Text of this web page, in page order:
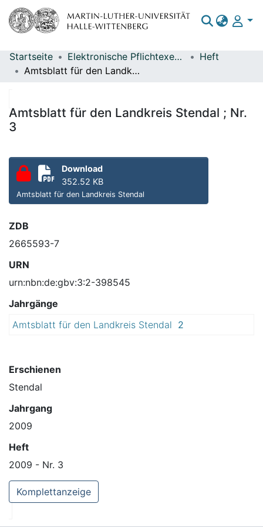
Bereiche & Sammlungen
Statistiken
Startseite Elektronische Pflichtexemplare
Heft
Amtsblatt für den Landkreis Stendal ; Nr. 3
Amtsblatt für den Landkreis Stendal ; Nr.
3
Download
352.52 KB
Amtsblatt für den Landkreis Stendal
ZDB
2665593-7
URN
urn:nbn:de:gbv:3:2-398545
Jahrgänge
Amtsblatt für den Landkreis Stendal 2
Erschienen
Stendal
Jahrgang
2009
Heft
2009 - Nr. 3
Komplettanzeige